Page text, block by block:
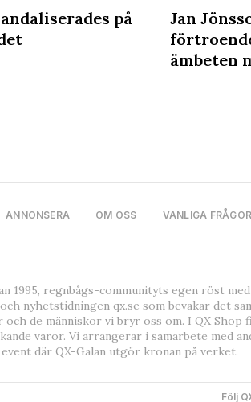
på
Jan
ämbeten
ANNONSERA OM OSS VANLIGA
1995, regnbågs-communityts egen röst med
nyhetstidningen qx.se som bevakar det
de människor vi bryr oss om. I QX Shop
varor. Vi arrangerar i samarbete med
där QX-Galan utgör kronan på verket.
Följ